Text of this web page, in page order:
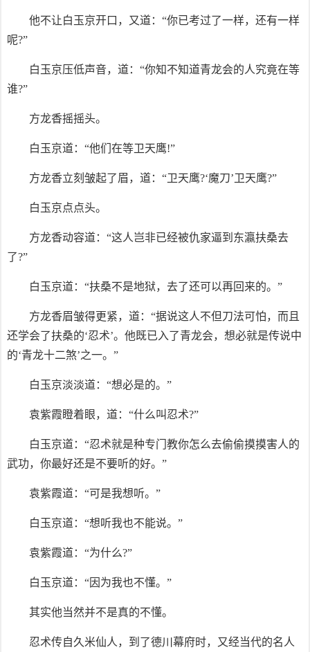
他不让白玉京开口，又道：“你已考过了一样，还有一样
呢?”
白玉京压低声音，道：“你知不知道青龙会的人究竟在等
谁?”
方龙香摇摇头。
白玉京道：“他们在等卫天鹰!”
方龙香立刻皱起了眉，道：“卫天鹰?‘魔刀’卫天鹰?”
白玉京点点头。
方龙香动容道：“这人岂非已经被仇家逼到东瀛扶桑去
了?”
白玉京道：“扶桑不是地狱，去了还可以再回来的。”
方龙香眉皱得更紧，道：“据说这人不但刀法可怕，而且
还学会了扶桑的‘忍术’。他既已入了青龙会，想必就是传说中
的‘青龙十二煞’之一。”
白玉京淡淡道：“想必是的。”
袁紫霞瞪着眼，道：“什么叫忍术?”
白玉京道：“忍术就是种专门教你怎么去偷偷摸摸害人的
武功，你最好还是不要听的好。”
袁紫霞道：“可是我想听。”
白玉京道：“想听我也不能说。”
袁紫霞道：“为什么?”
白玉京道：“因为我也不懂。”
其实他当然并不是真的不懂。
忍术传自久米仙人，到了德川幕府时，又经当代的名人